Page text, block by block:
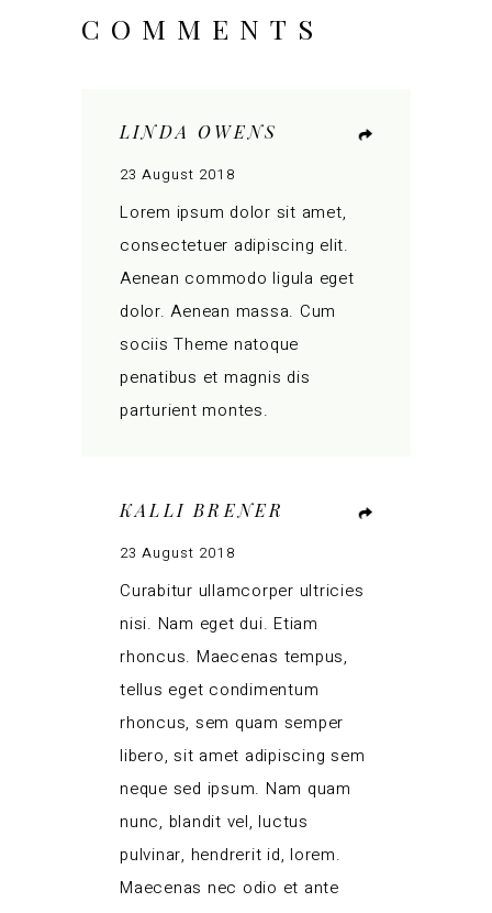
COMMENTS
LINDA OWENS
23 August 2018
Lorem ipsum dolor sit amet,
consectetuer adipiscing elit.
Aenean commodo ligula eget
dolor. Aenean massa. Cum
sociis Theme natoque
penatibus et magnis dis
parturient montes.
KALLI BRENER
23 August 2018
Curabitur ullamcorper ultricies
nisi. Nam eget dui. Etiam
rhoncus. Maecenas tempus,
tellus eget condimentum
rhoncus, sem quam semper
libero, sit amet adipiscing sem
neque sed ipsum. Nam quam
nunc, blandit vel, luctus
pulvinar, hendrerit id, lorem.
Maecenas nec odio et ante